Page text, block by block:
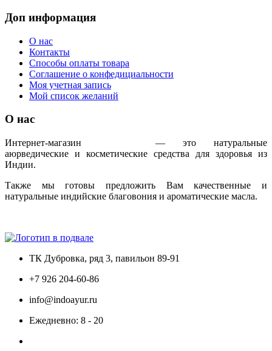
Доп информация
О нас
Контакты
Способы оплаты товара
Соглашение о конфедициальности
Моя учетная запись
Мой список желаний
О нас
Интернет-магазин
— это натуральные
аюрведические и косметические средства для здоровья из
Индии.
Также мы готовы предложить Вам качественные и
натуральные индийские благовония и ароматические масла.
ТК Дубровка, ряд 3, павильон 89-91
+7 926 204-60-86
info@indoayur.ru
Ежедневно: 8 - 20